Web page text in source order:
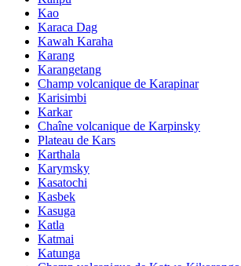
Kao
Karaca Dag
Kawah Karaha
Karang
Karangetang
Champ volcanique de Karapinar
Karisimbi
Karkar
Chaîne volcanique de Karpinsky
Plateau de Kars
Karthala
Karymsky
Kasatochi
Kasbek
Kasuga
Katla
Katmai
Katunga